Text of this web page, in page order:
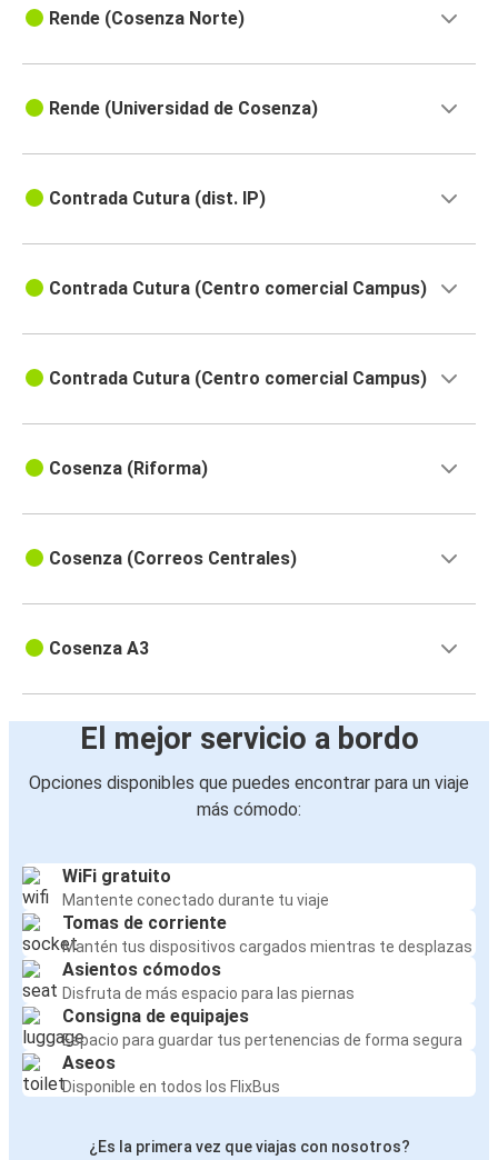
Rende (Cosenza Norte)
Rende (Universidad de Cosenza)
Contrada Cutura (dist. IP)
Contrada Cutura (Centro comercial Campus)
Contrada Cutura (Centro comercial Campus)
Cosenza (Riforma)
Cosenza (Correos Centrales)
Cosenza A3
El mejor servicio a bordo
Opciones disponibles que puedes encontrar para un viaje
más cómodo:
WiFi gratuito
Mantente conectado durante tu viaje
Tomas de corriente
Mantén tus dispositivos cargados mientras te desplazas
Asientos cómodos
Disfruta de más espacio para las piernas
Consigna de equipajes
Espacio para guardar tus pertenencias de forma segura
Aseos
Disponible en todos los FlixBus
¿Es la primera vez que viajas con nosotros?